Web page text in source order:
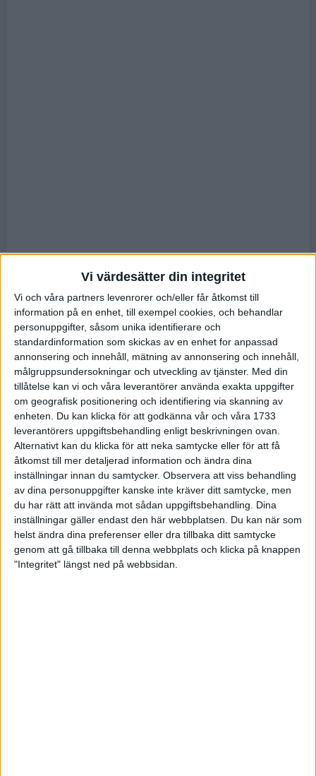
Vi värdesätter din integritet
Vi och våra partners levenrorer och/eller får åtkomst till
information på en enhet, till exempel cookies, och behandlar
personuppgifter, såsom unika identifierare och
standardinformation som skickas av en enhet for anpassad
annonsering och innehåll, mätning av annonsering och innehåll,
målgruppsundersokningar och utveckling av tjänster. Med din
tillåtelse kan vi och våra leverantörer använda exakta uppgifter
om geografisk positionering och identifiering via skanning av
enheten. Du kan klicka för att godkänna vår och våra 1733
leverantörers uppgiftsbehandling enligt beskrivningen ovan.
Alternativt kan du klicka för att neka samtycke eller för att få
åtkomst till mer detaljerad information och ändra dina
inställningar innan du samtycker. Observera att viss behandling
av dina personuppgifter kanske inte kräver ditt samtycke, men
du har rätt att invända mot sådan uppgiftsbehandling. Dina
inställningar gäller endast den här webbplatsen. Du kan när som
helst ändra dina preferenser eller dra tillbaka ditt samtycke
genom att gå tillbaka till denna webbplats och klicka på knappen
"Integritet" längst ned på webbsidan.